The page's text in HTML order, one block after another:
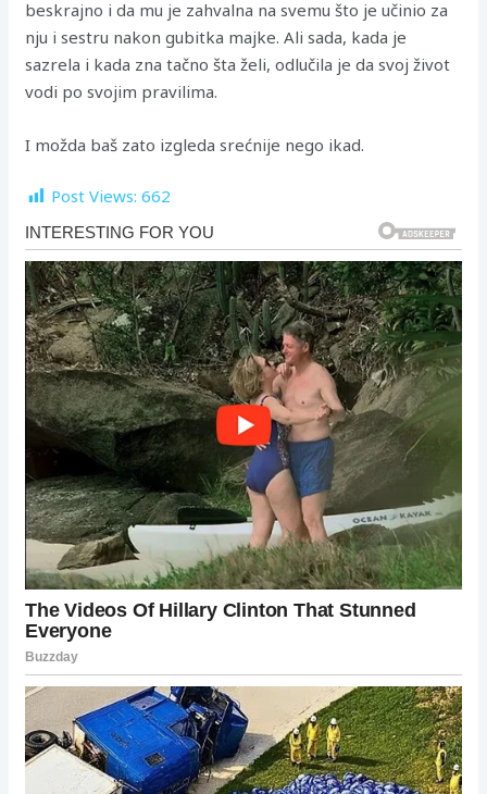
beskrajno i da mu je zahvalna na svemu što je učinio za
nju i sestru nakon gubitka majke. Ali sada, kada je
sazrela i kada zna tačno šta želi, odlučila je da svoj život
vodi po svojim pravilima.
I možda baš zato izgleda srećnije nego ikad.
Post Views: 662